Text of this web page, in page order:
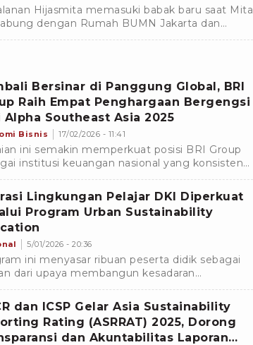
Hijasmita memasuki babak baru saat Mita
dengan Rumah BUMN Jakarta dan
program BRIncubator BRI pada 2023.
Bersinar di Panggung Global, BRI
Raih Empat Penghargaan Bergengsi
Alpha Southeast Asia 2025
Bisnis 17/02/2026 - 11:41
ini semakin memperkuat posisi BRI Group
institusi keuangan nasional yang konsisten
instrumen pendanaan berbasis ESG
Lingkungan Pelajar DKI Diperkuat
Program Urban Sustainability
5/01/2026 - 20:36
ini menyasar ribuan peserta didik sebagai
dari upaya membangun kesadaran
sejak usia dini di tengah tantangan
dan ICSP Gelar Asia Sustainability
Rating (ASRRAT) 2025, Dorong
dan Akuntabilitas Laporan